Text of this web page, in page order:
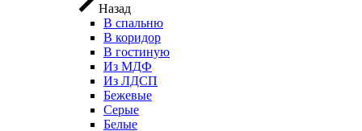
Назад
В спальню
В коридор
В гостиную
Из МДФ
Из ЛДСП
Бежевые
Серые
Белые